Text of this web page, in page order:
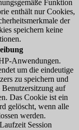
Funktion
enthält nur Cookies,
der
speichern keine
Anwendungen.
um die eindeutige
zu speichern und
auf
Das Cookie ist ein
gelöscht, wenn alle
werden.
Laufzeit Session